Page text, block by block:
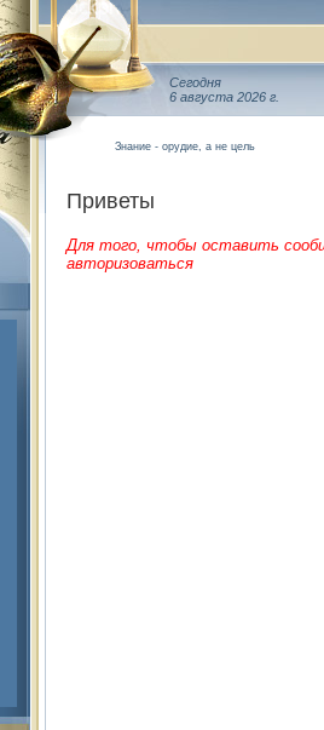
Сегодня
6 августа 2026 г.
Знание - орудие, а не цель
Приветы
Для того, чтобы оставить
авторизоваться